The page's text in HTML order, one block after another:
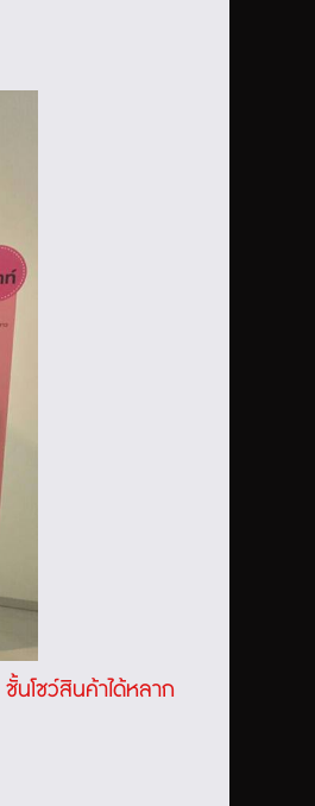
ชั้นโชว์สินค้าได้หลาก